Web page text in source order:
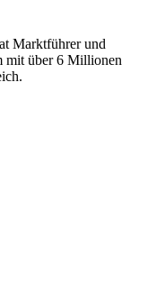
Marktführer und
mit über 6 Millionen